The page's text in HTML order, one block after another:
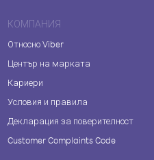
КОМПАНИЯ
Относно Viber
Център на марката
Кариери
Условия и правила
Декларация за поверителност
Customer Complaints Code